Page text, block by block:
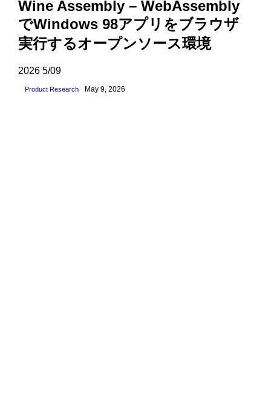
Wine Assembly – WebAssembly
でWindows 98アプリをブラウザ
実行するオープンソース環境
2026 5/09
Product Research May 9, 2026